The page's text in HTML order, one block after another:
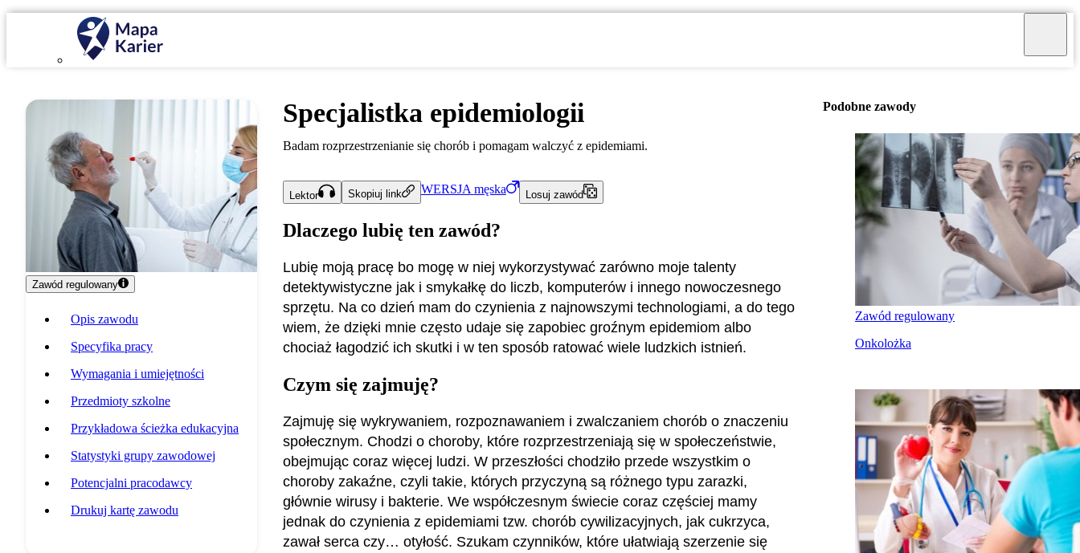
Zawód regulowany
Opis zawodu
Specyfika pracy
Wymagania i umiejętności
Przedmioty szkolne
Przykładowa ścieżka edukacyjna
Statystyki grupy zawodowej
Potencjalni pracodawcy
Drukuj kartę zawodu
Specjalistka epidemiologii
Badam rozprzestrzenianie się chorób i pomagam walczyć z epidemiami.
Lektor Skopiuj link WERSJA męska Losuj zawód
Dlaczego lubię ten zawód?
Lubię moją pracę bo mogę w niej wykorzystywać zarówno moje talenty
detektywistyczne jak i smykałkę do liczb, komputerów i innego nowoczesnego
sprzętu. Na co dzień mam do czynienia z najnowszymi technologiami, a do tego
wiem, że dzięki mnie często udaje się zapobiec groźnym epidemiom albo
chociaż łagodzić ich skutki i w ten sposób ratować wiele ludzkich istnień.
Czym się zajmuję?
Zajmuję się wykrywaniem, rozpoznawaniem i zwalczaniem chorób o znaczeniu
społecznym. Chodzi o choroby, które rozprzestrzeniają się w społeczeństwie,
obejmując coraz więcej ludzi. W przeszłości chodziło przede wszystkim o
choroby zakaźne, czyli takie, których przyczyną są różnego typu zarazki,
głównie wirusy i bakterie. We współczesnym świecie coraz częściej mamy
jednak do czynienia z epidemiami tzw. chorób cywilizacyjnych, jak cukrzyca,
zawał serca czy… otyłość. Szukam czynników, które ułatwiają szerzenie się
Podobne zawody
Zawód regulowany
Onkolożka